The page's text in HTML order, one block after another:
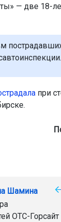
— две 18-
при
Шамина
ОТС-Горсайт